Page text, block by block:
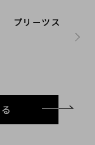
プリーツス